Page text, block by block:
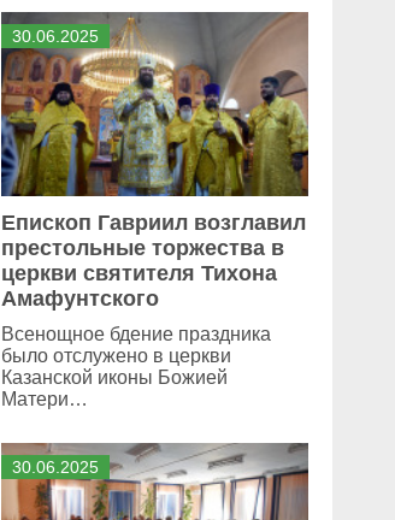
30 06 2025
Епископ Гавриил возглавил
престольные торжества в
церкви святителя Тихона
Амафунтского
Всенощное бдение праздника
было отслужено в церкви
Казанской иконы Божией
Матери…
30 06 2025